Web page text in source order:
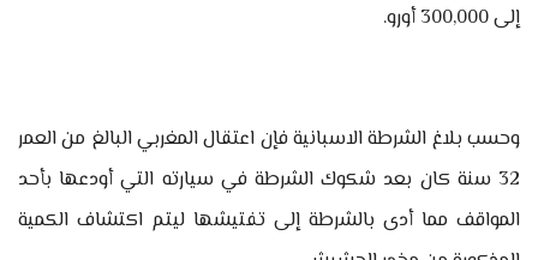
إلى 300,000 أورو.
وحسب بلاغ الشرطة الاسبانية فإن اعتقال المغربي البالغ من العمر
32 سنة كان بعد شكوك الشرطة في سيارته التي أودعها بأحد
المواقف مما أدى بالشرطة إلى تفتيشها ليتم اكتشاف الكمية